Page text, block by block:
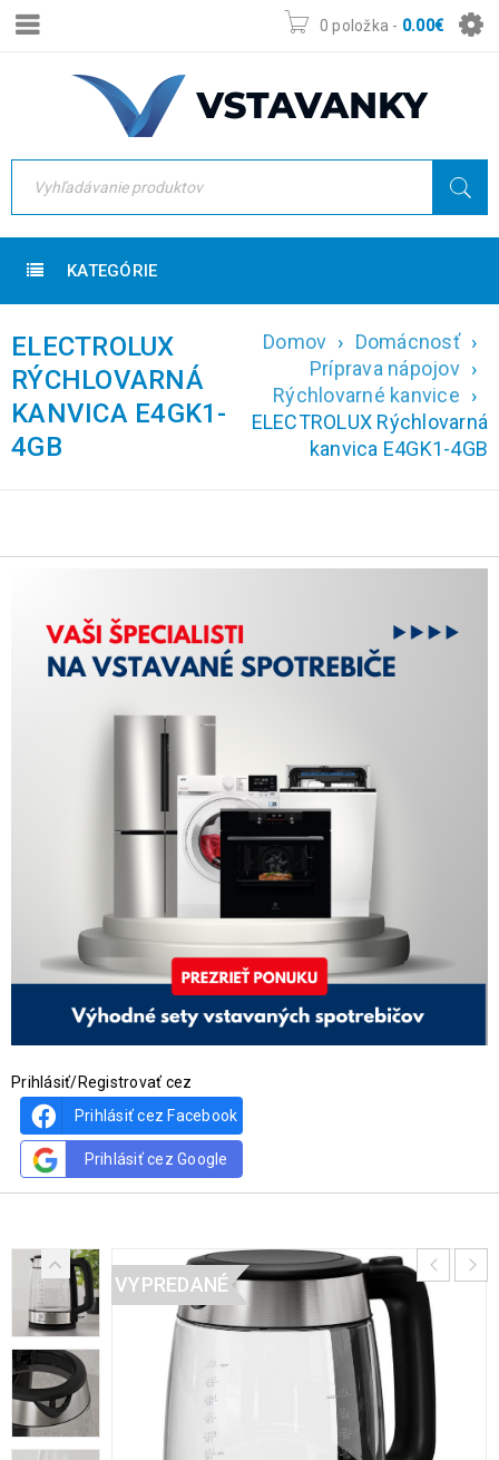
0 položka - 0.00€
KATEGÓRIE
ELECTROLUX
RÝCHLOVARNÁ
KANVICA E4GK1-
4GB
Domov › Domácnosť ›
Príprava nápojov ›
Rýchlovarné kanvice ›
ELECTROLUX Rýchlovarná
kanvica E4GK1-4GB
Prihlásiť/Registrovať cez
Prihlásiť cez Facebook
Prihlásiť cez Google
VYPREDANÉ